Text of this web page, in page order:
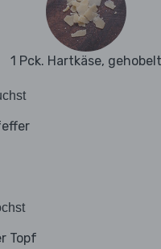
1 Pck. Hartkäse, gehobelt
Topf